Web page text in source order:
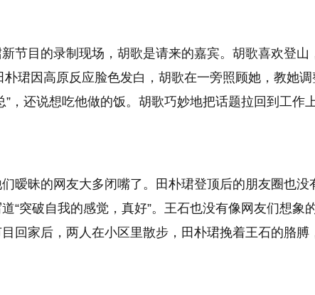
节目的录制现场，胡歌是请来的嘉宾。胡歌喜欢登山
珺因高原反应脸色发白，胡歌在一旁照顾她，教她调
”，还说想吃他做的饭。胡歌巧妙地把话题拉回到工作
暧昧的网友大多闭嘴了。田朴珺登顶后的朋友圈也没
“突破自我的感觉，真好”。王石也没有像网友们想象
回家后，两人在小区里散步，田朴珺挽着王石的胳膊